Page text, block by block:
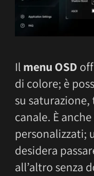
Il menu OSD
di colore; è
su
canale. È
personalizzati;
desidera
all’altro senza